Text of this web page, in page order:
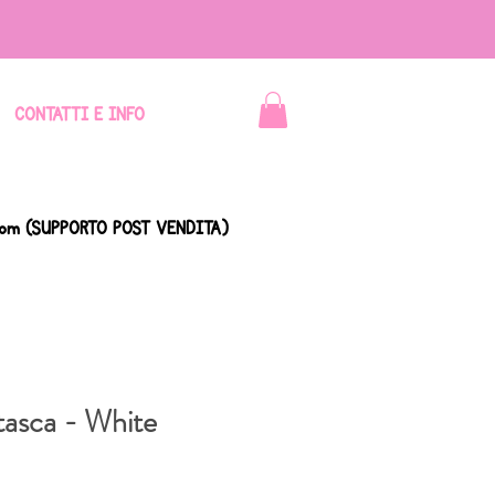
CONTATTI E INFO
(SUPPORTO POST VENDITA)
- White